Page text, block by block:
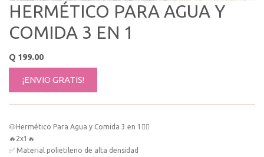
HERMÉTICO PARA AGUA Y
COMIDA 3 EN 1
Q 199.00
¡ENVIO GRATIS!
🐶Hermético Para Agua y Comida 3 en 1🐕‍🦺
🔥2x1🔥
✅ Material polietileno de alta densidad